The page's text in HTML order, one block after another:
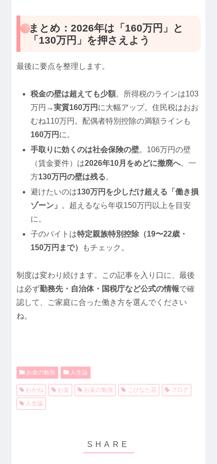
まとめ：2026年は「160万円」と
「130万円」を押さえよう
最後に要点を整理します。
税金の壁は超えても少額。所得税のラインは103
万円→実質160万円 に大幅アップ。住民税はおお
むね110万円。配偶者特別控除の満額ラインも
160万円 に。
手取りに効くのは社会保険の壁。106万円の壁
（賃金要件）は2026年10月をめどに撤廃へ。一
方130万円の壁は残る。
避けたいのは130万円を少しだけ超える「働き損
ゾーン」
。超えるなら年収150万円以上を目安
に。
子のバイトは特定親族特別控除（19〜22歳・
150万円まで）
もチェック。
制度は変わり続けます。この記事を入り口に、最後
は必ず勤務先・自治体・国税庁など公式の情報で確
認して、ご家庭に合った働き方を選んでください
ね。
お金の勉強 人生論
おかね お金 お金の勉強 こひなた花
ブログ
人生論